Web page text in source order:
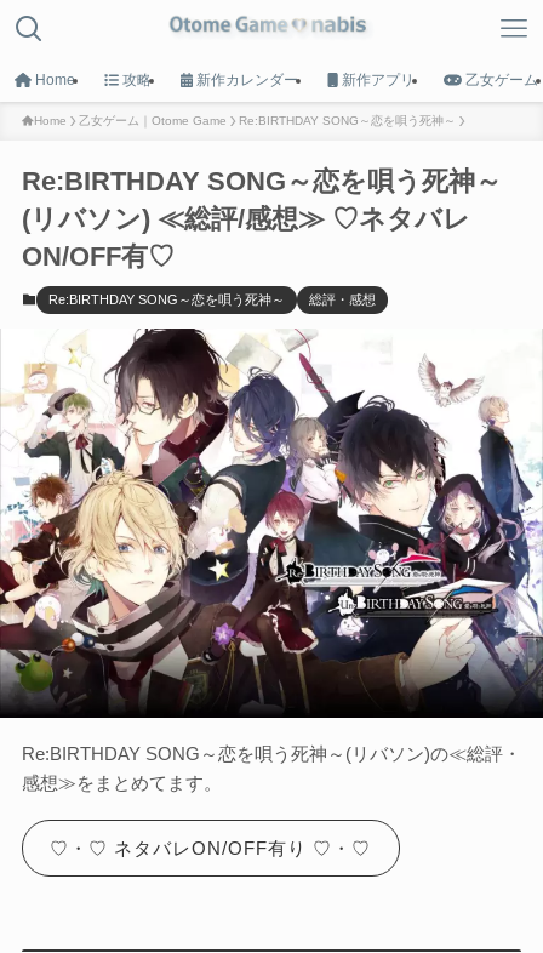
MENU
トップへ戻る
Game List
攻略タイトル一覧
Calender
新作カレンダー
Otome Game
乙女ゲーム
検索
検索
Home 攻略 新作カレンダー 新作アプリ 乙女ゲーム
Home 乙女ゲーム｜Otome Game Re:BIRTHDAY SONG～恋を唄う死神～
Re:BIRTHDAY SONG～恋を唄う死神～
(リバソン) ≪総評/感想≫ ♡ネタバレ
ON/OFF有♡
Re:BIRTHDAY SONG～恋を唄う死神～ 総評・感想
Re:BIRTHDAY SONG～恋を唄う死神～(リバソン)の≪総評・
感想≫をまとめてます。
♡・♡ ネタバレON/OFF有り ♡・♡